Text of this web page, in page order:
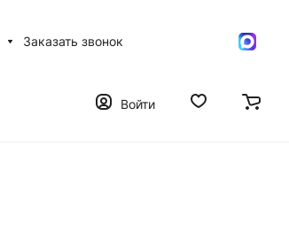
Заказать звонок
Войти